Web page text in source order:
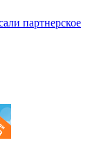
партнерское